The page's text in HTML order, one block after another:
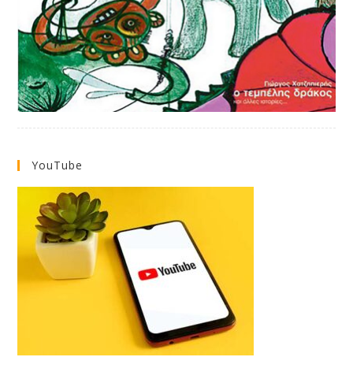
YouTube